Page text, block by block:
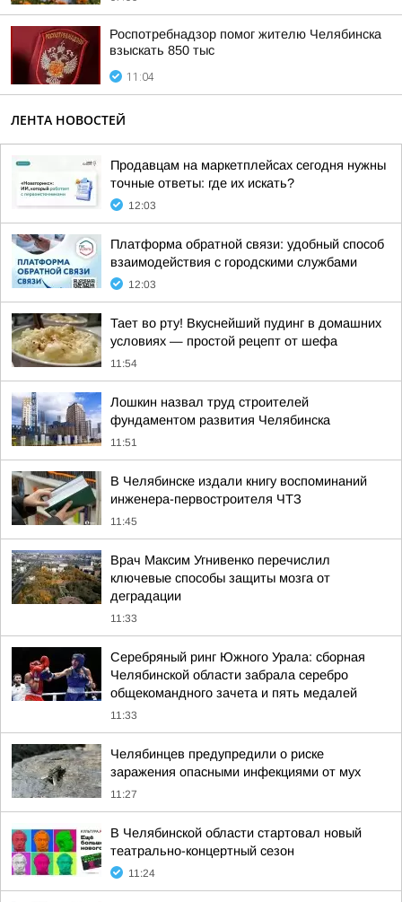
Роспотребнадзор помог жителю Челябинска
взыскать 850 тыс
11:04
ЛЕНТА НОВОСТЕЙ
Продавцам на маркетплейсах сегодня нужны
точные ответы: где их искать?
12:03
Платформа обратной связи: удобный способ
взаимодействия с городскими службами
12:03
Тает во рту! Вкуснейший пудинг в домашних
условиях — простой рецепт от шефа
11:54
Лошкин назвал труд строителей
фундаментом развития Челябинска
11:51
В Челябинске издали книгу воспоминаний
инженера-первостроителя ЧТЗ
11:45
Врач Максим Угнивенко перечислил
ключевые способы защиты мозга от
деградации
11:33
Серебряный ринг Южного Урала: сборная
Челябинской области забрала серебро
общекомандного зачета и пять медалей
11:33
Челябинцев предупредили о риске
заражения опасными инфекциями от мух
11:27
В Челябинской области стартовал новый
театрально-концертный сезон
11:24